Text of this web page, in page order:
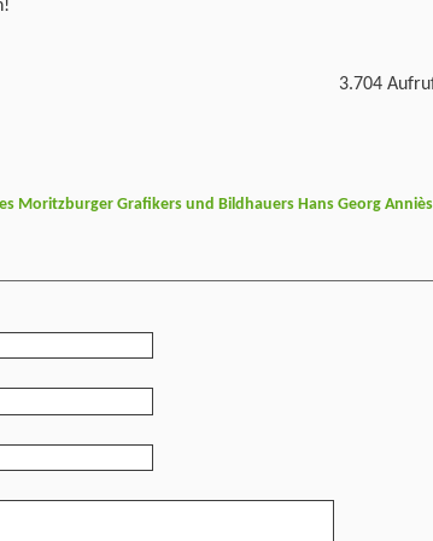
3.704
Moritzburger Grafikers und Bildhauers Hans Georg Anniès